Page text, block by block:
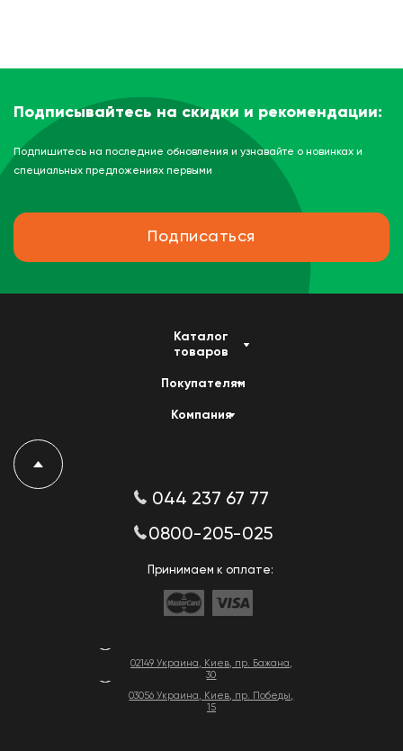
Подписывайтесь на скидки и рекомендации:
Подпишитесь на последние обновления и узнавайте о новинках и
специальных предложениях первыми
Подписаться
02149 Украина, Киев, пр. Бажана,
30
03056 Украина, Киев, пр. Победы,
15
Каталог
товаров
Покупателям
Компания
044 237 67 77
0800-205-025
Принимаем к оплате: